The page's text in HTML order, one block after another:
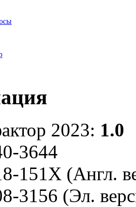
2023: 1.0
3644
151X (Англ.
3156 (Эл.